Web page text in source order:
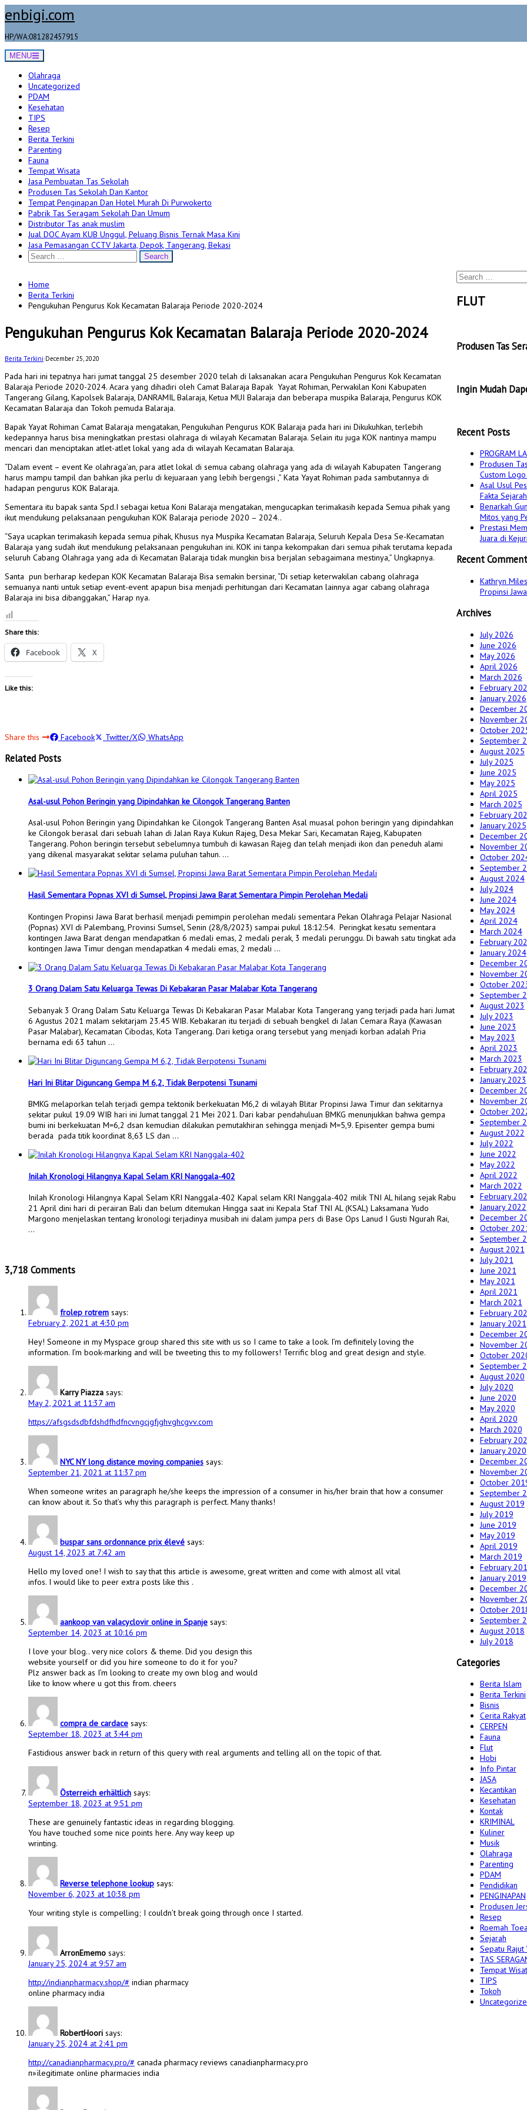
to
enbigi.com
HP/WA:081282457915
MENU
Olahraga
Uncategorized
PDAM
Kesehatan
TIPS
Resep
Berita Terkini
Parenting
Fauna
Tempat Wisata
Jasa Pembuatan Tas Sekolah
Produsen Tas Sekolah Dan Kantor
Tempat Penginapan Dan Hotel Murah Di Purwokerto
Pabrik Tas Seragam Sekolah Dan Umum
Distributor Tas anak muslim
Jual DOC Ayam KUB Unggul, Peluang Bisnis Ternak Masa Kini
Jasa Pemasangan CCTV Jakarta, Depok, Tangerang, Bekasi
Search
for:
Home
Berita Terkini
Pengukuhan Pengurus Kok Kecamatan Balaraja Periode 2020-2024
Pengukuhan Pengurus Kok Kecamatan Balaraja Periode 2020-2024
Berita Terkini·December 25, 2020
Pada hari ini tepatnya hari jumat tanggal 25 desember 2020 telah di laksanakan acara Pengukuhan Pengurus Kok Kecamatan
Balaraja Periode 2020-2024. Acara yang dihadiri oleh Camat Balaraja Bapak Yayat Rohiman, Perwakilan Koni Kabupaten
Tangerang Gilang, Kapolsek Balaraja, DANRAMIL Balaraja, Ketua MUI Balaraja dan beberapa muspika Balaraja, Pengurus KOK
Kecamatan Balaraja dan Tokoh pemuda Balaraja.
Bapak Yayat Rohiman Camat Balaraja mengatakan, Pengukuhan Pengurus KOK Balaraja pada hari ini Dikukuhkan, terlebih
kedepannya harus bisa meningkatkan prestasi olahraga di wilayah Kecamatan Balaraja. Selain itu juga KOK nantinya mampu
mencari dan menciptakan atlet-atlet lokal yang ada di wilayah Kecamatan Balaraja.
“Dalam event – event Ke olahraga’an, para atlet lokal di semua cabang olahraga yang ada di wilayah Kabupaten Tangerang
harus mampu tampil dan bahkan jika perlu di kejuaraan yang lebih bergengsi ,” Kata Yayat Rohiman pada sambutannya di
hadapan pengurus KOK Balaraja.
Sementara itu bapak santa Spd.I sebagai ketua Koni Balaraja mengatakan, mengucapkan terimakasih kepada Semua pihak yang
ikut mendukung pelaksanaan pengukuhan KOK Balaraja periode 2020 – 2024..
“Saya ucapkan terimakasih kepada semua pihak, Khusus nya Muspika Kecamatan Balaraja, Seluruh Kepala Desa Se-Kecamatan
Balaraja yang sudah ikut mendukung pelaksanaan pengukuhan ini. KOK ini tanpa kekompakan dari semua pihak terutama kepada
seluruh Cabang Olahraga yang ada di Kecamatan Balaraja tidak mungkin bisa berjalan sebagaimana mestinya,” Ungkapnya.
Santa pun berharap kedepan KOK Kecamatan Balaraja Bisa semakin bersinar, “Di setiap keterwakilan cabang olahraga
semuanya nanti untuk setiap event-event apapun bisa menjadi perhitungan dari Kecamatan lainnya agar cabang olahraga
Balaraja ini bisa dibanggakan,” Harap nya.
Share this:
Facebook X
Like this:
Share this Facebook Twitter/X WhatsApp
Related Posts
Asal-usul Pohon Beringin yang Dipindahkan ke Cilongok Tangerang Banten
Asal-usul Pohon Beringin yang Dipindahkan ke Cilongok Tangerang Banten Asal muasal pohon beringin yang dipindahkan
ke Cilongok berasal dari sebuah lahan di Jalan Raya Kukun Rajeg, Desa Mekar Sari, Kecamatan Rajeg, Kabupaten
Tangerang. Pohon beringin tersebut sebelumnya tumbuh di kawasan Rajeg dan telah menjadi ikon dan peneduh alami
yang dikenal masyarakat sekitar selama puluhan tahun. …
Hasil Sementara Popnas XVI di Sumsel, Propinsi Jawa Barat Sementara Pimpin Perolehan Medali
Kontingen Propinsi Jawa Barat berhasil menjadi pemimpin perolehan medali sementara Pekan Olahraga Pelajar Nasional
(Popnas) XVI di Palembang, Provinsi Sumsel, Senin (28/8/2023) sampai pukul 18:12:54. Peringkat kesatu sementara
kontingen Jawa Barat dengan mendapatkan 6 medali emas, 2 medali perak, 3 medali perunggu. Di bawah satu tingkat ada
kontingen Jawa Timur dengan mendapatkan 4 medali emas, 2 medali …
3 Orang Dalam Satu Keluarga Tewas Di Kebakaran Pasar Malabar Kota Tangerang
Sebanyak 3 Orang Dalam Satu Keluarga Tewas Di Kebakaran Pasar Malabar Kota Tangerang yang terjadi pada hari Jumat
6 Agustus 2021 malam sekitarjam 23.45 WIB. Kebakaran itu terjadi di sebuah bengkel di Jalan Cemara Raya (Kawasan
Pasar Malabar), Kecamatan Cibodas, Kota Tangerang. Dari ketiga orang tersebut yang menjadi korban adalah Pria
bernama edi 63 tahun …
Hari Ini Blitar Diguncang Gempa M 6,2, Tidak Berpotensi Tsunami
BMKG melaporkan telah terjadi gempa tektonik berkekuatan M6,2 di wilayah Blitar Propinsi Jawa Timur dan sekitarnya
sekitar pukul 19.09 WIB hari ini Jumat tanggal 21 Mei 2021. Dari kabar pendahuluan BMKG menunjukkan bahwa gempa
bumi ini berkekuatan M=6,2 dsan kemudian dilakukan pemutakhiran sehingga menjadi M=5,9. Episenter gempa bumi
berada pada titik koordinat 8,63 LS dan …
Inilah Kronologi Hilangnya Kapal Selam KRI Nanggala-402
Inilah Kronologi Hilangnya Kapal Selam KRI Nanggala-402 Kapal selam KRI Nanggala-402 milik TNI AL hilang sejak Rabu
21 April dini hari di perairan Bali dan belum ditemukan Hingga saat ini Kepala Staf TNI AL (KSAL) Laksamana Yudo
Margono menjelaskan tentang kronologi terjadinya musibah ini dalam jumpa pers di Base Ops Lanud I Gusti Ngurah Rai,
…
3,718 Comments
frolep rotrem says:
February 2, 2021 at 4:30 pm
Hey! Someone in my Myspace group shared this site with us so I came to take a look. I’m definitely loving the
information. I’m book-marking and will be tweeting this to my followers! Terrific blog and great design and style.
Karry Piazza says:
May 2, 2021 at 11:37 am
https://afsgsdsdbfdshdfhdfncvngcjgfjghvghcgvv.com
NYC NY long distance moving companies says:
September 21, 2021 at 11:37 pm
When someone writes an paragraph he/she keeps the impression of a consumer in his/her brain that how a consumer
can know about it. So that’s why this paragraph is perfect. Many thanks!
buspar sans ordonnance prix élevé says:
August 14, 2023 at 7:42 am
Hello my loved one! I wish to say that this article is awesome, great written and come with almost all vital
infos. I would like to peer extra posts like this .
aankoop van valacyclovir online in Spanje says:
September 14, 2023 at 10:16 pm
I love your blog.. very nice colors & theme. Did you design this
website yourself or did you hire someone to do it for you?
Plz answer back as I’m looking to create my own blog and would
like to know where u got this from. cheers
compra de cardace says:
September 18, 2023 at 3:44 pm
Fastidious answer back in return of this query with real arguments and telling all on the topic of that.
Österreich erhältlich says:
September 18, 2023 at 9:51 pm
These are genuinely fantastic ideas in regarding blogging.
You have touched some nice points here. Any way keep up
wrinting.
Reverse telephone lookup says:
November 6, 2023 at 10:38 pm
Your writing style is compelling; I couldn’t break going through once I started.
ArronEmemo says:
January 25, 2024 at 9:57 am
http://indianpharmacy.shop/# indian pharmacy
online pharmacy india
RobertHoori says:
January 25, 2024 at 2:41 pm
http://canadianpharmacy.pro/# canada pharmacy reviews canadianpharmacy.pro
п»їlegitimate online pharmacies india
Search
for:
FLUT
Produsen Tas
Ingin Mudah
Recent Posts
PROGRAM
Produsen
Custom
Asal Usul
Fakta Sejarah
Benarkah
Mitos yang
Prestasi
Juara di
Recent
Kathryn Miles
Propinsi
Archives
July 2026
June 2026
May 2026
April 2026
March 2026
February
January 2026
December
November
October
September
August 2025
July 2025
June 2025
May 2025
April 2025
March 2025
February
January 2025
December
November
October
September
August 2024
July 2024
June 2024
May 2024
April 2024
March 2024
February
January 2024
December
November
October
September
August 2023
July 2023
June 2023
May 2023
April 2023
March 2023
February
January 2023
December
November
October
September
August 2022
July 2022
June 2022
May 2022
April 2022
March 2022
February
January 2022
December
October
September
August 2021
July 2021
June 2021
May 2021
April 2021
March 2021
February
January 2021
December
November
October
September
August 2020
July 2020
June 2020
May 2020
April 2020
March 2020
February
January 2020
December
November
October
September
August 2019
July 2019
June 2019
May 2019
April 2019
March 2019
February
January 2019
December
November
October
September
August 2018
July 2018
Categories
Berita Islam
Berita Terkini
Bisnis
Cerita Rakyat
CERPEN
Fauna
Flut
Hobi
Info Pintar
JASA
Kecantikan
Kesehatan
Kontak
KRIMINAL
Kuliner
Musik
Olahraga
Parenting
PDAM
Pendidikan
PENGINAPAN
Produsen
Resep
Roemah
Sejarah
Sepatu Rajut
TAS
Tempat
TIPS
Tokoh